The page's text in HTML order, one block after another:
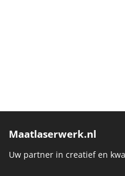
Maatlaserwerk.nl
Uw partner in creatief en